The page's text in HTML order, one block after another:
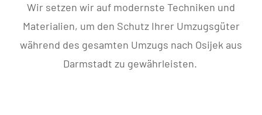
Wir setzen wir auf modernste Techniken und
Materialien, um den Schutz Ihrer Umzugsgüter
während des gesamten Umzugs nach Osijek aus
Darmstadt zu gewährleisten.